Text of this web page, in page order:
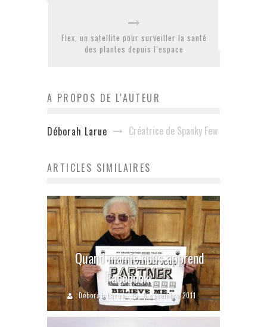
Flex, un satellite pour surveiller la santé
des plantes depuis l’espace
A PROPOS DE L'AUTEUR
Déborah Larue Créatrice de Spanky Few
ARTICLES SIMILAIRES
Quand mamie nous apprend
Facebook
Déborah Larue 8 décembre 2011